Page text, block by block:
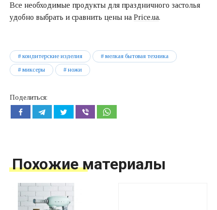
Все необходимые продукты для праздничного застолья
удобно выбрать и сравнить цены на Price.ua.
кондитерские изделия мелкая бытовая техника
миксеры ножи
Поделиться:
Похожие материалы